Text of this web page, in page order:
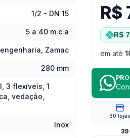
1/2 - DN 15
5 a 40 m.c.a
Zamac
280 mm
3 flexíveis, 1
vedação,
Inox
R$
R$
em até
30 lojas
39